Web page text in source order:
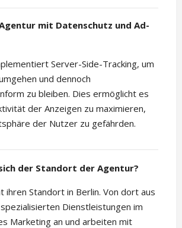
mit Datenschutz und Ad-
Server-Side-Tracking, um
und dennoch
zu bleiben. Dies ermöglicht es
der Anzeigen zu maximieren,
der Nutzer zu gefährden.
der Standort der Agentur?
ihren Standort in Berlin. Von dort aus
Dienstleistungen im
Marketing an und arbeiten mit